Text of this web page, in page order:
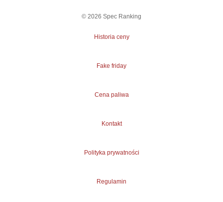
© 2026 Spec Ranking
Historia ceny
Fake friday
Cena paliwa
Kontakt
Polityka prywatności
Regulamin